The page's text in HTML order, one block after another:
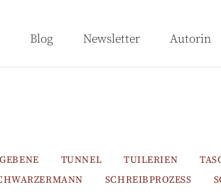
Blog Newsletter Autorin
TUNNEL TUILERIEN
SCHREIBPROZESS